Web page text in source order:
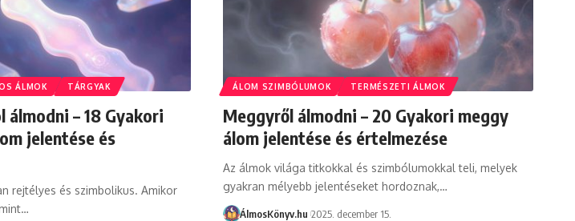
ÁLMOK TÁRGYAK
– 18 Gyakori
jelentése és
rejtélyes és szimbolikus. Amikor
ÁLOM SZIMBÓLUMOK TERMÉSZETI ÁLMOK
Meggyről álmodni – 20 Gyakori meggy
álom jelentése és értelmezése
Az álmok világa titkokkal és szimbólumokkal teli, melyek
gyakran mélyebb jelentéseket hordoznak,…
ÁlmosKönyv.hu 2025. december 15.